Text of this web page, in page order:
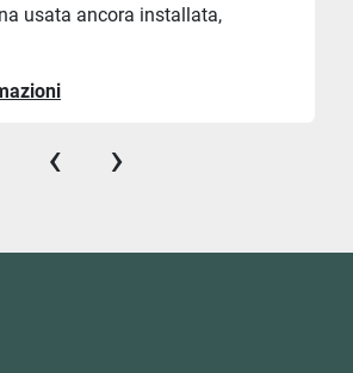
usata ancora installata,
‹ ›